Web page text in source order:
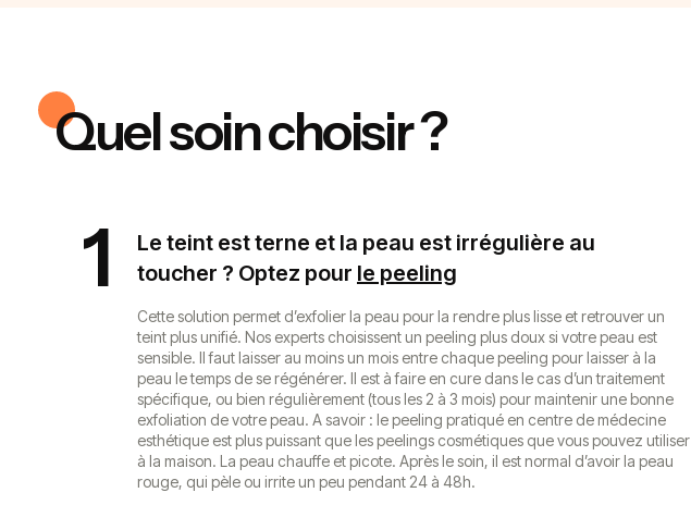
Quel soin choisir ?
1
Le teint est terne et la peau est irrégulière au
toucher ? Optez pour le peeling
Cette solution permet d’exfolier la peau pour la rendre plus lisse et retrouver un
teint plus unifié. Nos experts choisissent un peeling plus doux si votre peau est
sensible. Il faut laisser au moins un mois entre chaque peeling pour laisser à la
peau le temps de se régénérer. Il est à faire en cure dans le cas d’un traitement
spécifique, ou bien régulièrement (tous les 2 à 3 mois) pour maintenir une bonne
exfoliation de votre peau. A savoir : le peeling pratiqué en centre de médecine
esthétique est plus puissant que les peelings cosmétiques que vous pouvez utiliser
à la maison. La peau chauffe et picote. Après le soin, il est normal d’avoir la peau
rouge, qui pèle ou irrite un peu pendant 24 à 48h.